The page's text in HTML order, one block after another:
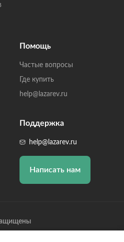
Помощь
Частые вопросы
Где купить
help@lazarev.ru
Поддержка
help@lazarev.ru
Написать нам